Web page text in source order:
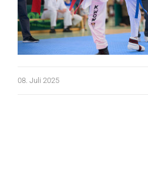
08. Juli 2025